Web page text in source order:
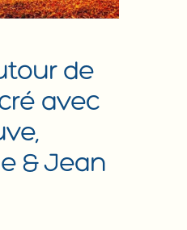
de
avec
& Jean